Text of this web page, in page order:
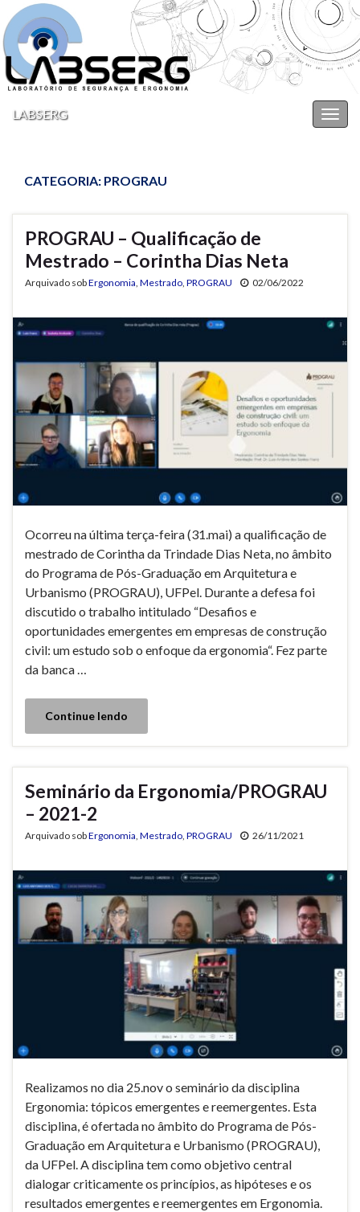
LABSERG
CATEGORIA: PROGRAU
PROGRAU – Qualificação de
Mestrado – Corintha Dias Neta
Arquivado sobErgonomia, Mestrado, PROGRAU 02/06/2022
Ocorreu na última terça-feira (31.mai) a qualificação de
mestrado de Corintha da Trindade Dias Neta, no âmbito
do Programa de Pós-Graduação em Arquitetura e
Urbanismo (PROGRAU), UFPel. Durante a defesa foi
discutido o trabalho intitulado “Desafios e
oportunidades emergentes em empresas de construção
civil: um estudo sob o enfoque da ergonomia“. Fez parte
da banca …
Continue lendo
Seminário da Ergonomia/PROGRAU
– 2021-2
Arquivado sobErgonomia, Mestrado, PROGRAU 26/11/2021
Realizamos no dia 25.nov o seminário da disciplina
Ergonomia: tópicos emergentes e reemergentes. Esta
disciplina, é ofertada no âmbito do Programa de Pós-
Graduação em Arquitetura e Urbanismo (PROGRAU),
da UFPel. A disciplina tem como objetivo central
dialogar criticamente os princípios, as hipóteses e os
resultados emergentes e reemergentes em Ergonomia.